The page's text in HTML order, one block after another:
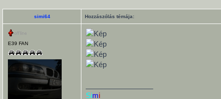
simi64 Hozzászólás témája:
E39 FAN
Simi